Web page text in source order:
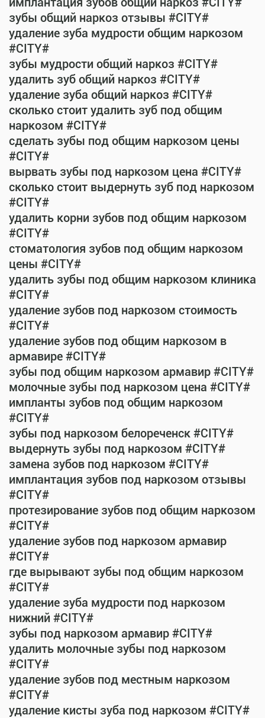
зубы общий наркоз отзывы #CITY#
удаление зуба мудрости общим наркозом
#CITY#
зубы мудрости общий наркоз #CITY#
удалить зуб общий наркоз #CITY#
удаление зуба общий наркоз #CITY#
сколько стоит удалить зуб под общим
наркозом #CITY#
сделать зубы под общим наркозом цены
#CITY#
вырвать зубы под наркозом цена #CITY#
сколько стоит выдернуть зуб под наркозом
#CITY#
удалить корни зубов под общим наркозом
#CITY#
стоматология зубов под общим наркозом
цены #CITY#
удалить зубы под общим наркозом клиника
#CITY#
удаление зубов под наркозом стоимость
#CITY#
удаление зубов под общим наркозом в
армавире #CITY#
зубы под общим наркозом армавир #CITY#
молочные зубы под наркозом цена #CITY#
импланты зубов под общим наркозом
#CITY#
зубы под наркозом белореченск #CITY#
выдернуть зубы под наркозом #CITY#
замена зубов под наркозом #CITY#
имплантация зубов под наркозом отзывы
#CITY#
протезирование зубов под общим наркозом
#CITY#
удаление зубов под наркозом армавир
#CITY#
где вырывают зубы под общим наркозом
#CITY#
удаление зуба мудрости под наркозом
нижний #CITY#
зубы под наркозом армавир #CITY#
удалить молочные зубы под наркозом
#CITY#
удаление зубов под местным наркозом
#CITY#
удаление кисты зуба под наркозом #CITY#